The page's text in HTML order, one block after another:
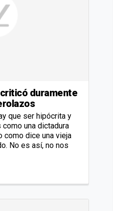
duramente
que ser hipócrita y
una dictadura
como dice una vieja
No es así, no nos